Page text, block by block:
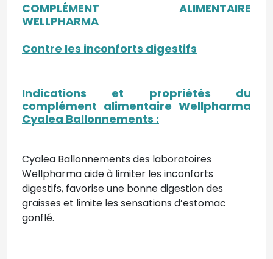
COMPLÉMENT ALIMENTAIRE
WELLPHARMA
Contre les inconforts digestifs
Indications et propriétés du
complément alimentaire Wellpharma
Cyalea Ballonnements :
Cyalea Ballonnements des laboratoires
Wellpharma aide à limiter les inconforts
digestifs, favorise une bonne digestion des
graisses et limite les sensations d’estomac
gonflé.